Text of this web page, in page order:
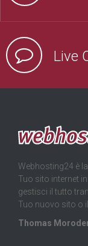
Live
Webhosting24 è
Tuo sito internet
gestisci il tutto
Tuo nuovo sito o
Thomas